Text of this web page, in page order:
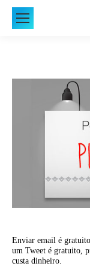
Enviar email é
um Tweet é gratuito,
custa dinheiro.